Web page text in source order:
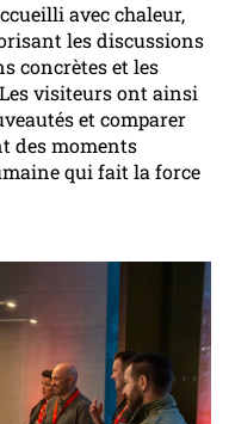
avec chaleur,
les discussions
concrètes et les
visiteurs ont ainsi
et comparer
des moments
qui fait la force